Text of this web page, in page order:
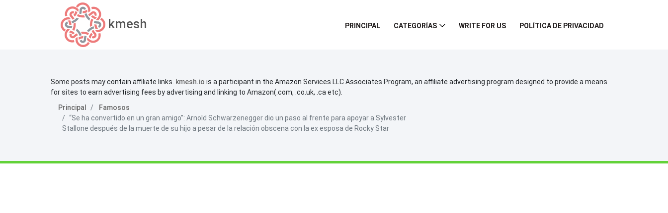
kmesh PRINCIPAL CATEGORÍAS WRITE FOR US POLÍTICA DE PRIVACIDAD
Some posts may contain affiliate links. kmesh.io is a participant in the Amazon Services LLC Associates Program, an affiliate advertising program designed to provide a means
for sites to earn advertising fees by advertising and linking to Amazon(.com, .co.uk, .ca etc).
Principal
Famosos
“Se ha convertido en un gran amigo”: Arnold Schwarzenegger dio un paso al frente para apoyar a Sylvester
Stallone después de la muerte de su hijo a pesar de la relación obscena con la ex esposa de Rocky Star